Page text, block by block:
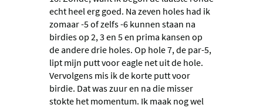
echt heel erg goed. Na zeven holes had ik
zomaar -5 of zelfs -6 kunnen staan na
birdies op 2, 3 en 5 en prima kansen op
de andere drie holes. Op hole 7, de par-5,
lipt mijn putt voor eagle net uit de hole.
Vervolgens mis ik de korte putt voor
birdie. Dat was zuur en na die misser
stokte het momentum. Ik maak nog wel